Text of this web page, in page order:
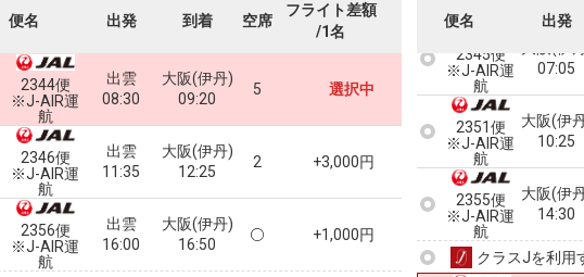
便名 出発 到着 空席
フライト差額
/1名
2344便
※J-AIR運
航
出雲
08:30
大阪(伊丹)
09:20
5 選択中
2346便
※J-AIR運
航
出雲
11:35
大阪(伊丹)
12:25
2 +3,000円
2356便
※J-AIR運
航
出雲
16:00
大阪(伊丹)
16:50
+1,000円
便名 出発
2345便
※J-AIR運
航
07:05
2351便
※J-AIR運
航
大阪(伊
10:25
2355便
※J-AIR運
航
大阪(伊
14:30
クラスJを利用